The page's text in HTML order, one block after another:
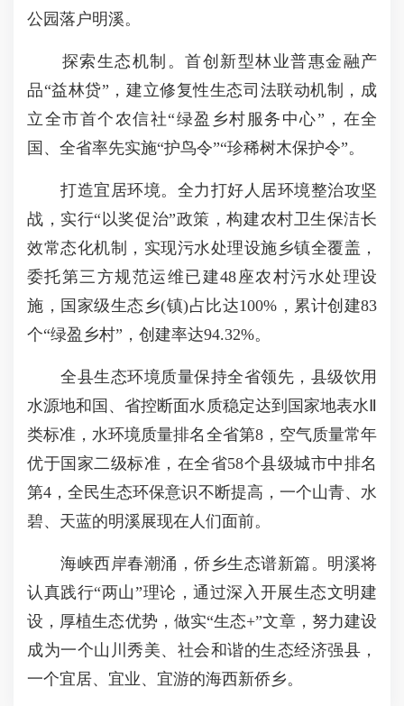
公园落户明溪。
探索生态机制。首创新型林业普惠金融产
品“益林贷”，建立修复性生态司法联动机制，成
立全市首个农信社“绿盈乡村服务中心”，在全
国、全省率先实施“护鸟令”“珍稀树木保护令”。
打造宜居环境。全力打好人居环境整治攻坚
战，实行“以奖促治”政策，构建农村卫生保洁长
效常态化机制，实现污水处理设施乡镇全覆盖，
委托第三方规范运维已建48座农村污水处理设
施，国家级生态乡(镇)占比达100%，累计创建83
个“绿盈乡村”，创建率达94.32%。
全县生态环境质量保持全省领先，县级饮用
水源地和国、省控断面水质稳定达到国家地表水Ⅱ
类标准，水环境质量排名全省第8，空气质量常年
优于国家二级标准，在全省58个县级城市中排名
第4，全民生态环保意识不断提高，一个山青、水
碧、天蓝的明溪展现在人们面前。
海峡西岸春潮涌，侨乡生态谱新篇。明溪将
认真践行“两山”理论，通过深入开展生态文明建
设，厚植生态优势，做实“生态+”文章，努力建设
成为一个山川秀美、社会和谐的生态经济强县，
一个宜居、宜业、宜游的海西新侨乡。